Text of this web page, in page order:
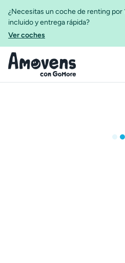
¿Necesitas un coche de renting por
incluido y entrega rápida?
Ver coches